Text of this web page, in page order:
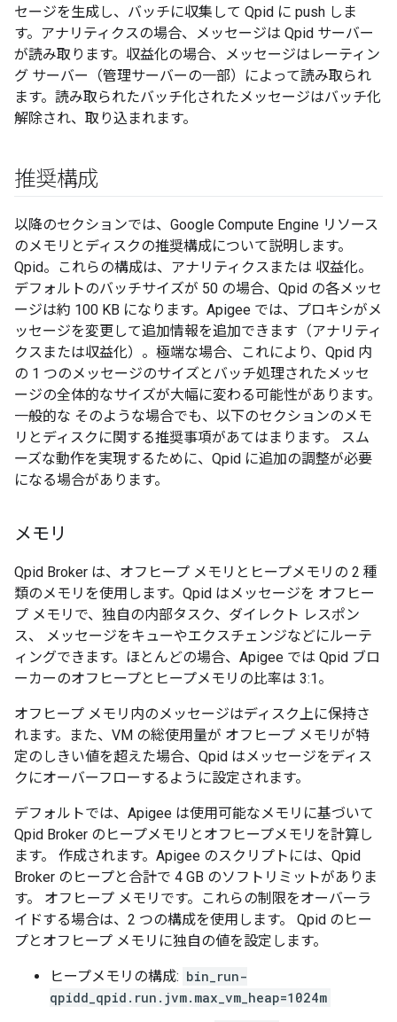
セージを生成し、バッチに収集して Qpid に push しま
す。アナリティクスの場合、メッセージは Qpid サーバー
が読み取ります。収益化の場合、メッセージはレーティン
グ サーバー（管理サーバーの一部）によって読み取られ
ます。読み取られたバッチ化されたメッセージはバッチ化
解除され、取り込まれます。
推奨構成
以降のセクションでは、Google Compute Engine リソース
のメモリとディスクの推奨構成について説明します。
Qpid。これらの構成は、アナリティクスまたは 収益化。
デフォルトのバッチサイズが 50 の場合、Qpid の各メッセ
ージは約 100 KB になります。Apigee では、プロキシがメ
ッセージを変更して追加情報を追加できます（アナリティ
クスまたは収益化）。極端な場合、これにより、Qpid 内
の 1 つのメッセージのサイズとバッチ処理されたメッセ
ージの全体的なサイズが大幅に変わる可能性があります。
一般的な そのような場合でも、以下のセクションのメモ
リとディスクに関する推奨事項があてはまります。 スム
ーズな動作を実現するために、Qpid に追加の調整が必要
になる場合があります。
メモリ
Qpid Broker は、オフヒープ メモリとヒープメモリの 2 種
類のメモリを使用します。Qpid はメッセージを オフヒー
プ メモリで、独自の内部タスク、ダイレクト レスポン
ス、 メッセージをキューやエクスチェンジなどにルーテ
ィングできます。ほとんどの場合、Apigee では Qpid ブロ
ーカーのオフヒープとヒープメモリの比率は 3:1。
オフヒープ メモリ内のメッセージはディスク上に保持さ
れます。また、VM の総使用量が オフヒープ メモリが特
定のしきい値を超えた場合、Qpid はメッセージをディス
クにオーバーフローするように設定されます。
デフォルトでは、Apigee は使用可能なメモリに基づいて
Qpid Broker のヒープメモリとオフヒープメモリを計算し
ます。 作成されます。Apigee のスクリプトには、Qpid
Broker のヒープと合計で 4 GB のソフトリミットがありま
す。 オフヒープ メモリです。これらの制限をオーバーラ
イドする場合は、2 つの構成を使用します。 Qpid のヒー
プとオフヒープ メモリに独自の値を設定します。
ヒープメモリの構成: bin_run-
qpidd_qpid.run.jvm.max_vm_heap=1024m